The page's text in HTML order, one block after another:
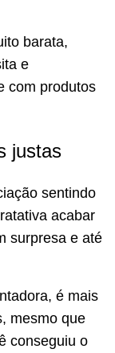
barata,
e
com produtos
justas
sentindo
acabar
surpresa e até
é mais
mesmo que
conseguiu o